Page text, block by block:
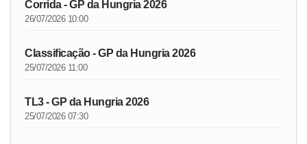
Corrida - GP da Hungria 2026
26/07/2026 10:00
Classificação - GP da Hungria 2026
25/07/2026 11:00
TL3 - GP da Hungria 2026
25/07/2026 07:30